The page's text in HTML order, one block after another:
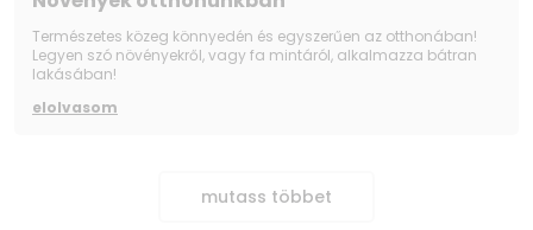
Természetes közeg könnyedén és egyszerűen az otthonában!
Legyen szó növényekről, vagy fa mintáról, alkalmazza bátran
lakásában!
elolvasom
mutass többet